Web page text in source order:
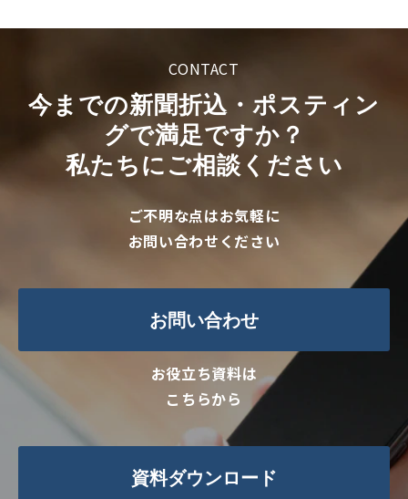
CONTACT
今までの新聞折込・ポスティン
グで満足ですか？
私たちにご相談ください
ご不明な点はお気軽に
お問い合わせください
お問い合わせ
お役立ち資料は
こちらから
資料ダウンロード